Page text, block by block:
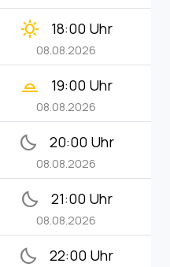
clear_day 18:00 Uhr
08.08.2026
wb_twilight_2 19:00 Uhr
08.08.2026
bedtime 20:00 Uhr
08.08.2026
bedtime 21:00 Uhr
08.08.2026
bedtime 22:00 Uhr